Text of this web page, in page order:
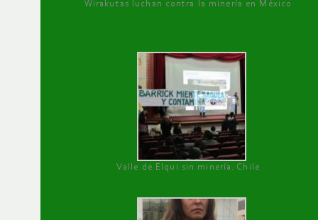
Wirakutas luchan contra la minería en México
Valle de Elqui sin minería. Chile